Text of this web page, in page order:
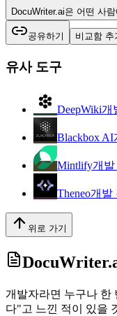
DocuWriter.ai은 어떤 사
공유하기 비교함 추
유사 도구
DeepWiki개
Blackbox AI
Mintlify개발
Theneo개발
위로 가기
개발자라면 누구나 한
다"고 느낀 적이 있을